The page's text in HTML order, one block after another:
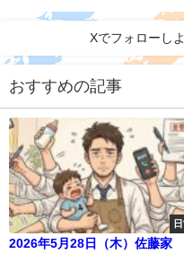
Xでフォローし
おすすめの記事
2026年5月28日（木）佐藤家